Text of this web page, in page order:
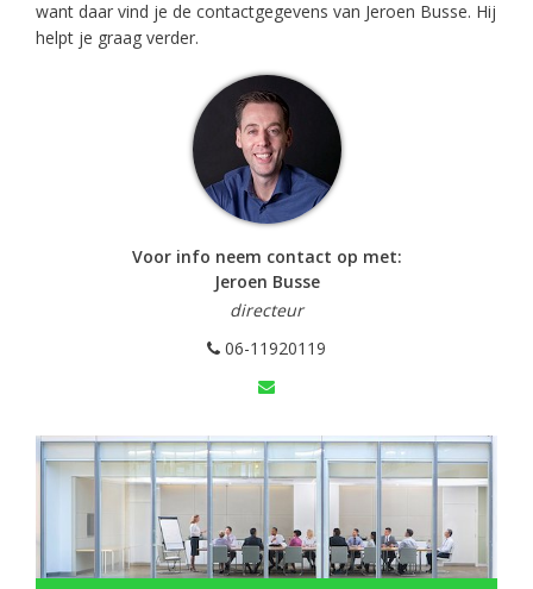
want daar vind je de contactgegevens van Jeroen Busse. Hij
helpt je graag verder.
Voor info neem contact op met:
Jeroen Busse
directeur
06-11920119